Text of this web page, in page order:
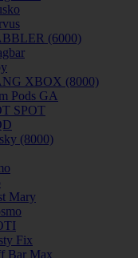
(6000)
XBOX (8000)
Pods GA
SPOT
(8000)
Mary
Fix
Bar Max